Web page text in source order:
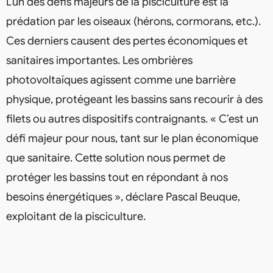
prédation par les oiseaux (hérons, cormorans, etc.).
Ces derniers causent des pertes économiques et
sanitaires importantes. Les ombrières
photovoltaïques agissent comme une barrière
physique, protégeant les bassins sans recourir à des
filets ou autres dispositifs contraignants. « C’est un
défi majeur pour nous, tant sur le plan économique
que sanitaire. Cette solution nous permet de
protéger les bassins tout en répondant à nos
besoins énergétiques », déclare Pascal Beuque,
exploitant de la pisciculture.